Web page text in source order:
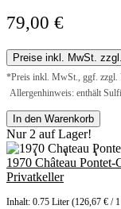
79,00 €
Preise inkl. MwSt.
*Preis inkl. MwSt., ggf. zzgl.
Allergenhinweis: enthält
In den Warenkorb
Nur 2 auf Lager!
1970 Château
Privatkeller
Inhalt: 0.75 Liter (126,67 € /